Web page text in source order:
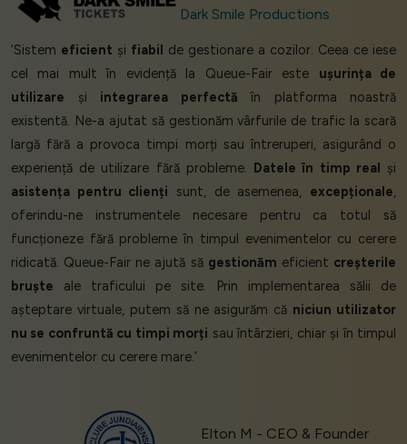
Dark Smile Productions
‘Sistem eficient și fiabil de gestionare a cozilor. Ceea ce iese
cel mai mult în evidență la Queue-Fair este ușurința de
utilizare și integrarea perfectă în platforma noastră
existentă. Ne-a ajutat să gestionăm vârfurile de trafic la scară
largă fără a provoca timpi morți sau întreruperi, asigurând o
experiență de utilizare fără probleme. Datele în timp real și
asistența pentru clienți sunt, de asemenea, excepționale,
oferindu-ne instrumentele necesare pentru ca totul să
funcționeze fără probleme în timpul evenimentelor cu cerere
ridicată. Queue-Fair ne ajută să gestionăm eficient creșterile
bruște ale traficului pe site. Prin implementarea sălii de
așteptare virtuale, putem să ne asigurăm că niciun utilizator
nu se confruntă cu timpi morți sau întârzieri, chiar și în timpul
evenimentelor cu cerere mare.’
Elton M - CEO & Founder